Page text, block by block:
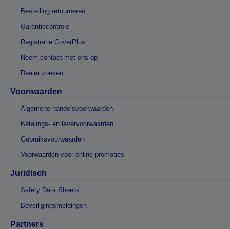
Bestelling retourneren
Garantiecontrole
Registratie CoverPlus
Neem contact met ons op
Dealer zoeken
Voorwaarden
Algemene handelsvoorwaarden
Betalings- en levervoorwaarden
Gebruiksvoorwaarden
Voorwaarden voor online promoties
Juridisch
Safety Data Sheets
Beveiligingsmeldingen
Partners